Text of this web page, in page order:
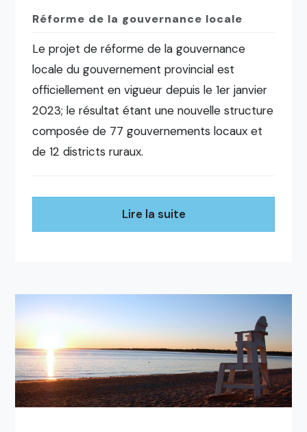
Réforme de la gouvernance locale
Le projet de réforme de la gouvernance
locale du gouvernement provincial est
officiellement en vigueur depuis le 1er janvier
2023; le résultat étant une nouvelle structure
composée de 77 gouvernements locaux et
de 12 districts ruraux.
Lire la suite